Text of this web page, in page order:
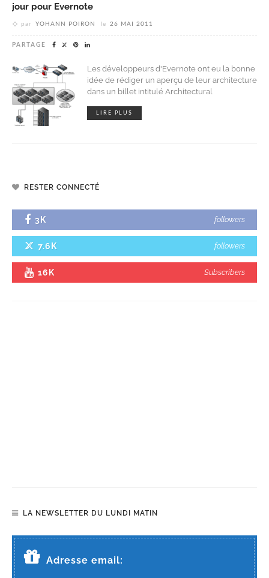
jour pour Evernote
par YOHANN POIRON le 26 MAI 2011
PARTAGE
Les développeurs d'Evernote ont eu la bonne
idée de rédiger un aperçu de leur architecture
dans un billet intitulé Architectural
LIRE PLUS
RESTER CONNECTÉ
3K followers
7.6K followers
16K Subscribers
LA NEWSLETTER DU LUNDI MATIN
Adresse email: